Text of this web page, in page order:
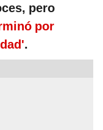
pero
por
.